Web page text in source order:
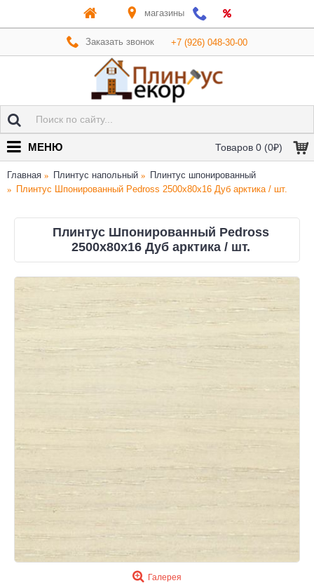
магазины
Заказать звонок +7 (926) 048-30-00
Товаров 0 (0₽)
МЕНЮ
Главная Плинтус напольный
Плинтус шпонированный
Плинтус Шпонированный Pedross 2500х80х16 Дуб арктика / шт.
Плинтус Шпонированный Pedross
2500х80х16 Дуб арктика / шт.
Галерея